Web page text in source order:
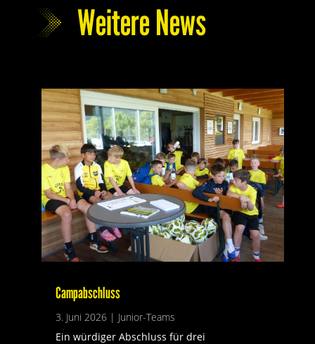
Weitere News
Campabschluss
3. Juni 2026| Junior-Teams
Ein würdiger Abschluss für drei